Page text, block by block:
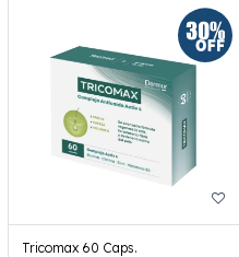
Tricomax 60 Caps.